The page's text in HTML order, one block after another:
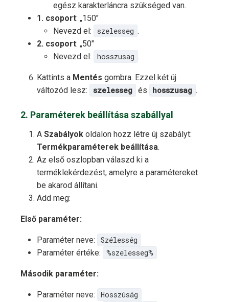
egész karakterláncra szükséged van.
1. csoport: „150"
Nevezd el:
szelesseg .
2. csoport: „50"
Nevezd el:
hosszusag .
Kattints a Mentés gombra. Ezzel két új
változód lesz:
szelesseg és hosszusag .
2. Paraméterek beállítása szabállyal
A Szabályok oldalon hozz létre új szabályt:
Termékparaméterek beállítása.
Az első oszlopban válaszd ki a
terméklekérdezést, amelyre a paramétereket
be akarod állítani.
Add meg:
Első paraméter:
Paraméter neve:
Szélesség
Paraméter értéke:
%szelesseg%
Második paraméter:
Paraméter neve:
Hosszúság